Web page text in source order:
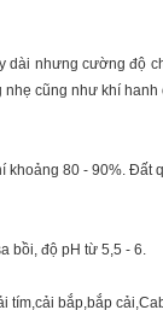
dài nhưng cường độ
cũng như khí hanh
80 - 90%. Đất
bồi, độ pH từ 5,5 - 6.